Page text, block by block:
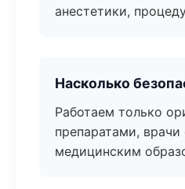
анестетики,
Насколько
Работаем только
препаратами,
медицинским